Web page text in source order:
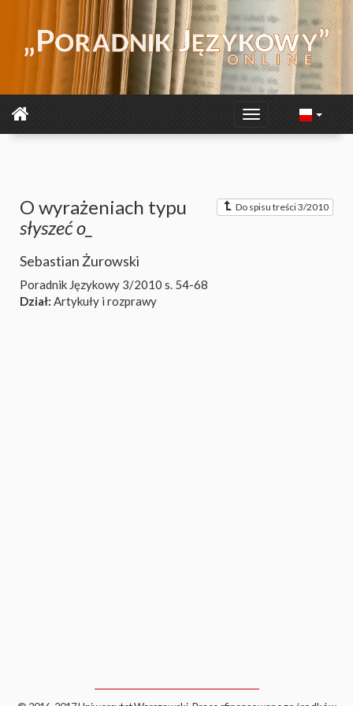
Do spisu treści 3/2010
O wyrażeniach typu
słyszeć o_
Sebastian Żurowski
Poradnik Językowy 3/2010 s. 54-68
Dział: Artykuły i rozprawy